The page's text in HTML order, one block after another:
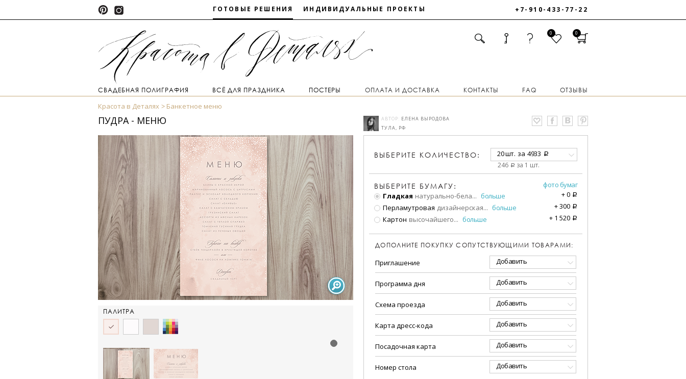
ГОТОВЫЕ РЕШЕНИЯ ИНДИВИДУАЛЬНЫЕ ПРОЕКТЫ +7-910-433-77-22
0 0
СВАДЕБНАЯ ПОЛИГРАФИЯ ВСЁ ДЛЯ ПРАЗДНИКА ПОСТЕРЫ ОПЛАТА И ДОСТАВКА КОНТАКТЫ FAQ ОТЗЫВЫ
Красота в Деталях Банкетное меню
ПУДРА - МЕНЮ
ПАЛИТРА
АВТОР: ЕЛЕНА ВЫРОДОВА
ТУЛА, РФ
ВЫБЕРИТЕ КОЛИЧЕСТВО: 20 шт. за 4933 a
246 a за 1 шт.
ВЫБЕРИТЕ БУМАГУ:
фото бумаг
Гладкая натурально-бела... больше +0 a
Перламутровая дизайнерская... больше +300 a
Картон высочайшего... больше + 1 520 a
ДОПОЛНИТЕ ПОКУПКУ СОПУТСТВУЮЩИМИ ТОВАРАМИ:
Приглашение Добавить
Программа дня Добавить
Схема проезда Добавить
Карта дресс-кода Добавить
Посадочная карта Добавить
Номер стола Добавить